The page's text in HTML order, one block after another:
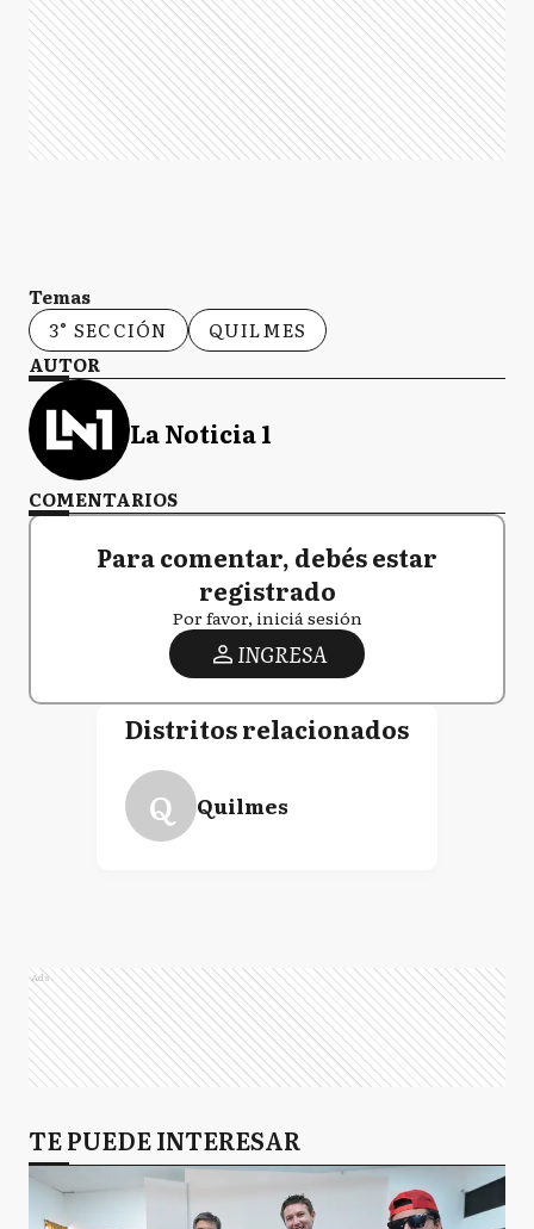
Temas
3° SECCIÓN
QUILMES
AUTOR
La Noticia 1
COMENTARIOS
Para comentar, debés estar
registrado
Por favor, iniciá sesión
INGRESA
Distritos relacionados
Q Quilmes
Ads
TE PUEDE INTERESAR